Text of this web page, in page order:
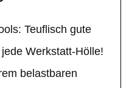
Teuflisch gute
Werkstatt-Hölle!
belastbaren